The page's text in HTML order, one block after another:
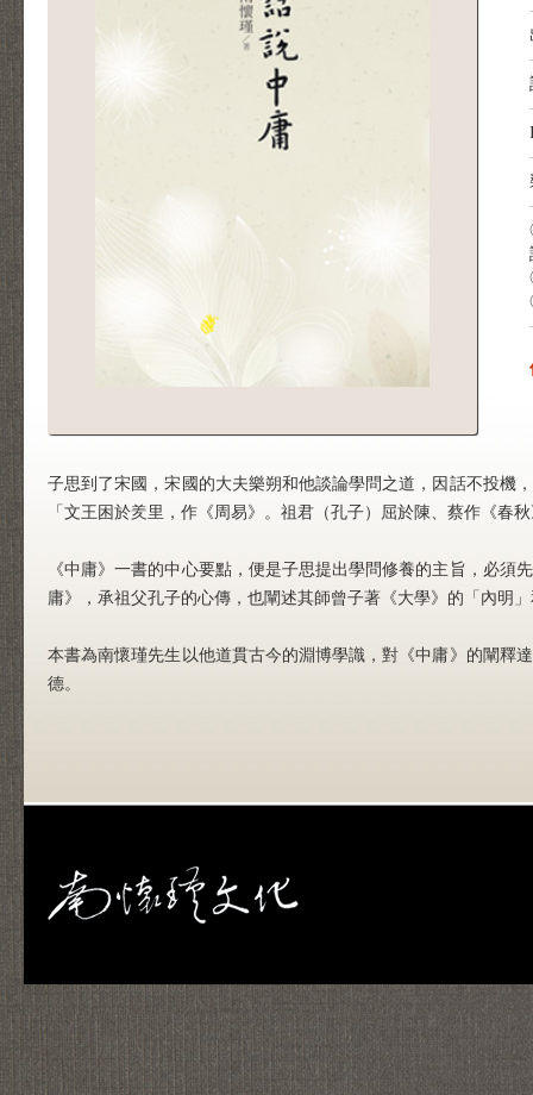
子思到了宋國，宋國的大夫樂朔和他談論學問之道，因話不投機
「文王困於羑里，作《周易》。祖君（孔子）屈於陳、蔡作《春
《中庸》一書的中心要點，便是子思提出學問修養的主旨，必
庸》，承祖父孔子的心傳，也闡述其師曾子著《大學》的「內明
本書為南懷瑾先生以他道貫古今的淵博學識，對《中庸》的闡釋
德。